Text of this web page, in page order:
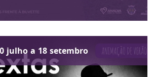
julho a 18 setembro